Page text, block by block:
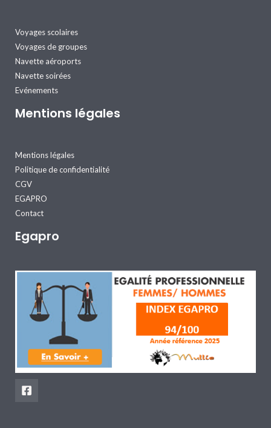
Voyages scolaires
Voyages de groupes
Navette aéroports
Navette soirées
Evénements
Mentions légales
Mentions légales
Politique de confidentialité
CGV
EGAPRO
Contact
Egapro